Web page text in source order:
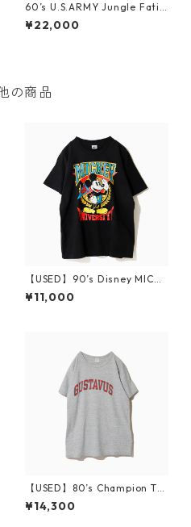
60’s U.S.ARMY Jungle Fatig
ue Jacket 4th Ripstop
¥22,000
の商品
【USED】90’s Disney MICKE
Y UNIVERSITY T-Shirt
¥11,000
【USED】80’s Champion T-S
hirt GUSTAVUS L
¥14,300